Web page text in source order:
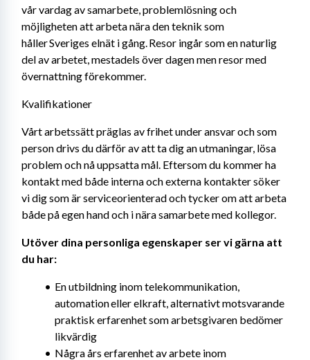
vår vardag av samarbete, problemlösning och
möjligheten att arbeta nära den teknik som
håller Sveriges elnät i gång. Resor ingår som en naturlig
del av arbetet, mestadels över dagen men resor med
övernattning förekommer.
Kvalifikationer
Vårt arbetssätt präglas av frihet under ansvar och som
person drivs du därför av att ta dig an utmaningar, lösa
problem och nå uppsatta mål. Eftersom du kommer ha
kontakt med både interna och externa kontakter söker
vi dig som är serviceorienterad och tycker om att arbeta
både på egen hand och i nära samarbete med kollegor.
Utöver dina personliga egenskaper ser vi gärna att
du har:
En utbildning inom telekommunikation,
automation eller elkraft, alternativt motsvarande
praktisk erfarenhet som arbetsgivaren bedömer
likvärdig
Några års erfarenhet av arbete inom